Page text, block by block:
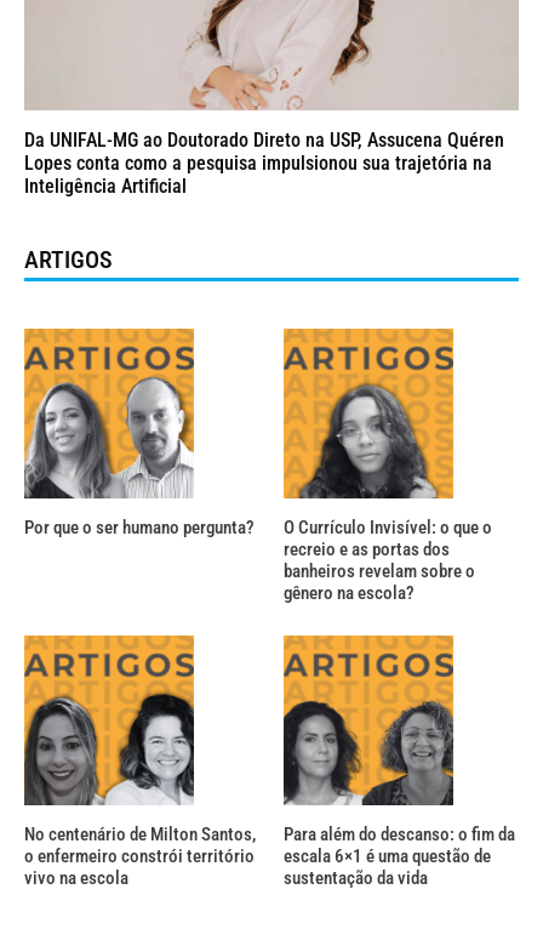
Da UNIFAL-MG ao Doutorado Direto na USP, Assucena Quéren
Lopes conta como a pesquisa impulsionou sua trajetória na
Inteligência Artificial
ARTIGOS
Por que o ser humano pergunta?
O Currículo Invisível: o que o
recreio e as portas dos
banheiros revelam sobre o
gênero na escola?
No centenário de Milton Santos,
o enfermeiro constrói território
vivo na escola
Para além do descanso: o fim da
escala 6×1 é uma questão de
sustentação da vida